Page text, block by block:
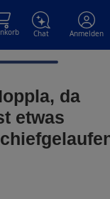
Chat Anmelden
da
etwas